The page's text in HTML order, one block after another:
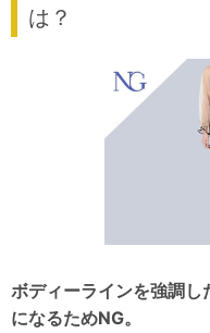
は？
ボディーラインを強調
になるためNG。